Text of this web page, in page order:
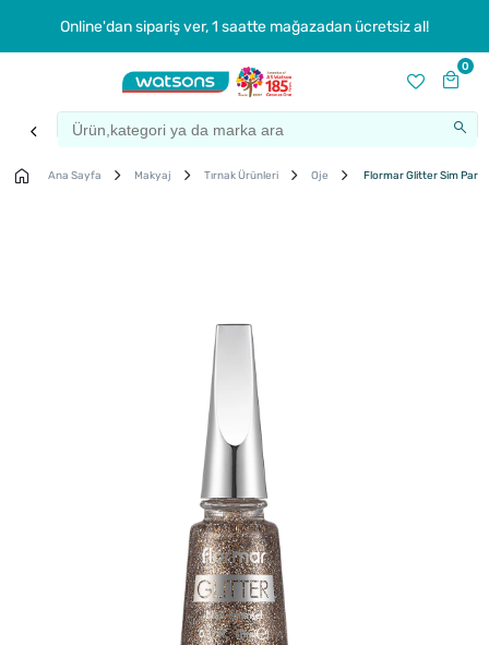
Online'dan sipariş ver, 1 saatte mağazadan ücretsiz al!
0
Ana Sayfa Makyaj Tırnak Ürünleri Oje Flormar Glitter Sim